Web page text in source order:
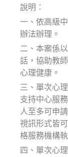
說明：
一、依高級
辦法辦理。
二、本案係
話，協助教
心理健康。
三、單次心
支持中心服
人至多可申
視訊形式皆
格服務機構
四、單次心